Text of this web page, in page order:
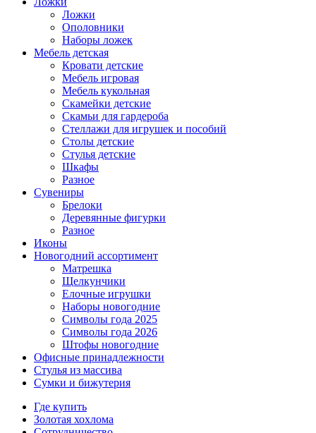
Ложки
Ополовники
Наборы ложек
Мебель детская
Кровати детские
Мебель игровая
Мебель кукольная
Скамейки детские
Скамьи для гардероба
Стеллажи для игрушек и пособий
Столы детские
Стулья детские
Шкафы
Разное
Сувениры
Брелоки
Деревянные фигурки
Разное
Иконы
Новогодний ассортимент
Матрешка
Щелкунчики
Елочные игрушки
Наборы новогодние
Символы года 2025
Символы года 2026
Штофы новогодние
Офисные принадлежности
Стулья из массива
Сумки и бижутерия
Где купить
Золотая хохлома